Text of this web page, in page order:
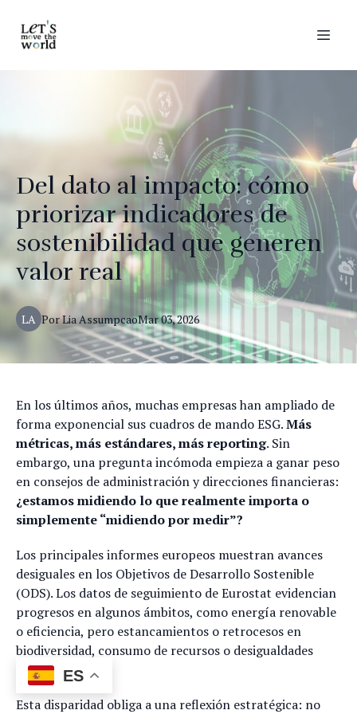
Del dato al impacto: cómo
priorizar indicadores de
sostenibilidad que generen
valor real
LA Mar 03, 2026
PorLiaAssumpcao
En los últimos años, muchas empresas han ampliado de
forma exponencial sus cuadros de mando ESG.Más
métricas, más estándares, más reporting. Sin
embargo, una pregunta incómoda empieza a ganar peso
en consejos de administración y direcciones financieras:
¿estamos midiendo lo que realmente importa o
simplemente “midiendo por medir”?
Los principales informes europeos muestran avances
desiguales en los Objetivos de Desarrollo Sostenible
(ODS). Los datos de seguimiento de Eurostat evidencian
progresos en algunos ámbitos, como energía renovable
o eficiencia, pero estancamientos o retrocesos en
biodiversidad, consumo de recursos o desigualdades
sociales.
Esta disparidad obliga a una reflexión estratégica: no
ES